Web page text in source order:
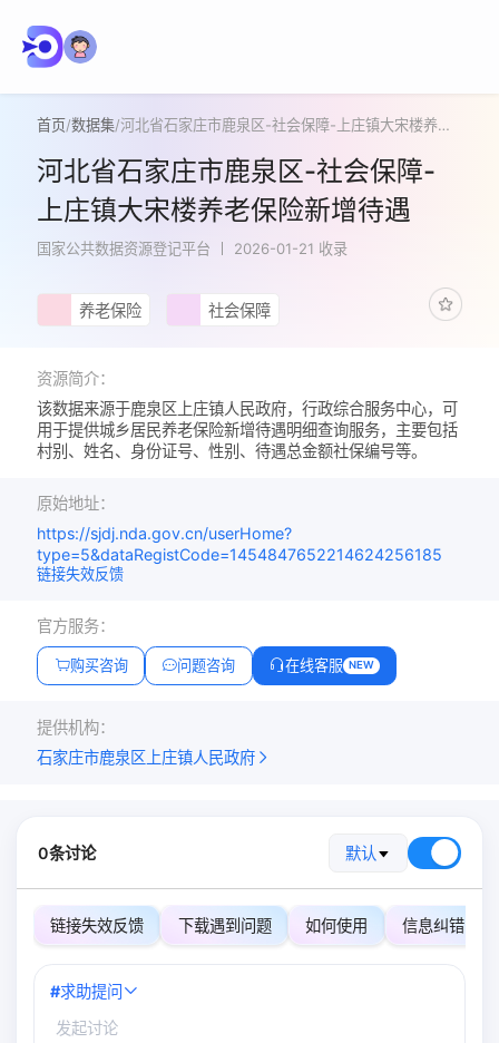
首页/数据集/ 河北省石家庄市鹿泉区-社会保障-上庄镇大宋楼养老保险新增待遇
河北省石家庄市鹿泉区-社会保障-
上庄镇大宋楼养老保险新增待遇
国家公共数据资源登记平台 2026-01-21 收录
养老保险 社会保障
资源简介：
该数据来源于鹿泉区上庄镇人民政府，行政综合服务中心，可
用于提供城乡居民养老保险新增待遇明细查询服务，主要包括
村别、姓名、身份证号、性别、待遇总金额社保编号等。
原始地址：
https://sjdj.nda.gov.cn/userHome?
type=5&dataRegistCode=1454847652214624256185
链接失效反馈
官方服务：
购买咨询 问题咨询 在线客服 NEW
提供机构：
石家庄市鹿泉区上庄镇人民政府
0条讨论 默认
链接失效反馈 下载遇到问题 如何使用 信息纠错
#求助提问